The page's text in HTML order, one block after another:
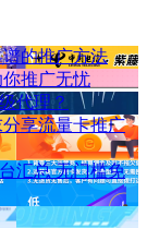
的推广方法
推广无忧
代理？
享流量卡推广
汇总 无门槛免